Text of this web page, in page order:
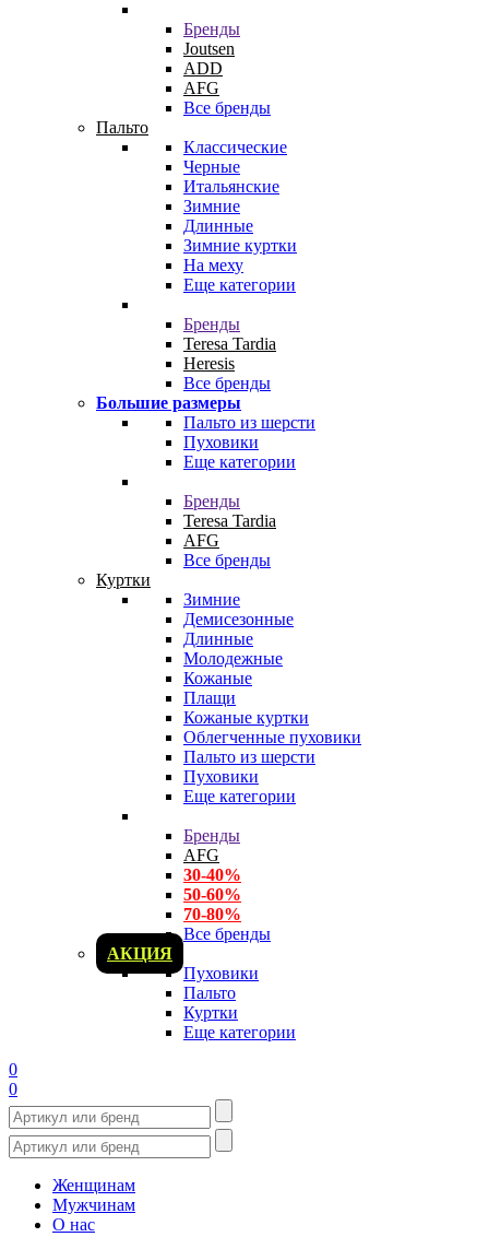
Бренды
Joutsen
ADD
AFG
Все бренды
Пальто
Классические
Черные
Итальянские
Зимние
Длинные
Зимние куртки
На меху
Еще категории
Бренды
Teresa Tardia
Heresis
Все бренды
Большие размеры
Пальто из шерсти
Пуховики
Еще категории
Бренды
Teresa Tardia
AFG
Все бренды
Куртки
Зимние
Демисезонные
Длинные
Молодежные
Кожаные
Плащи
Кожаные куртки
Облегченные пуховики
Пальто из шерсти
Пуховики
Еще категории
Бренды
AFG
30-40%
50-60%
70-80%
Все бренды
АКЦИЯ
Пуховики
Пальто
Куртки
Еще категории
0
0
Женщинам
Мужчинам
О нас